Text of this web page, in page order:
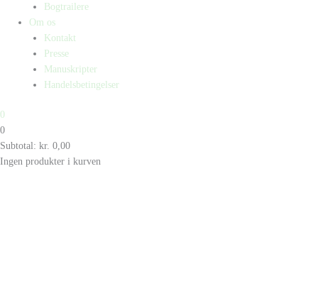
Bogtrailere
Om os
Kontakt
Presse
Manuskripter
Handelsbetingelser
0
0
Subtotal: kr. 0,00
Ingen produkter i kurven